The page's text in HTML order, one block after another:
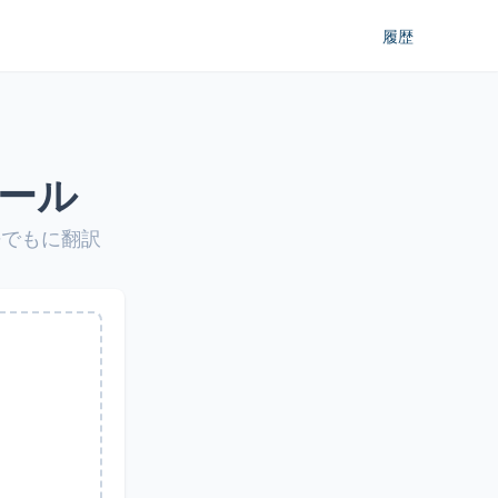
履歴
ル
もに翻訳